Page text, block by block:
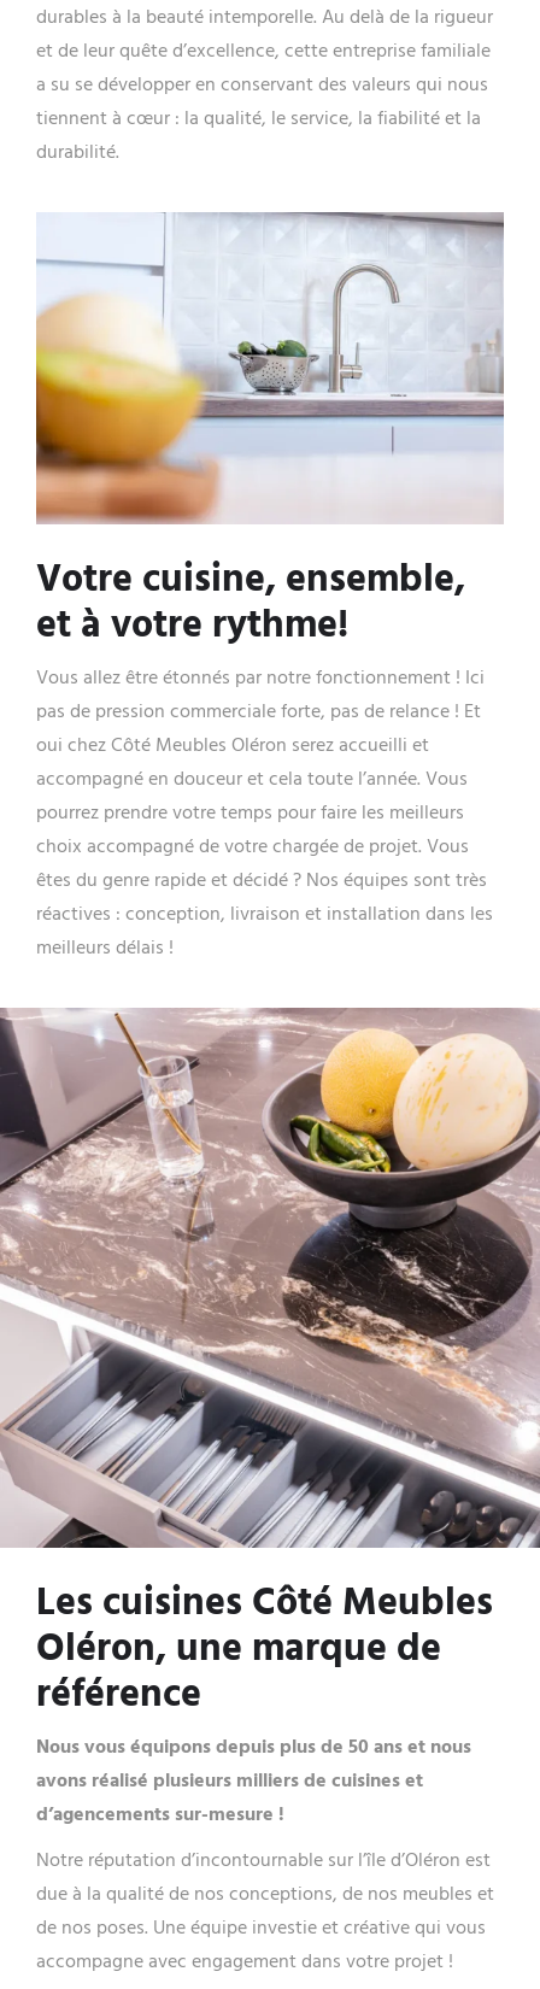
durables à la beauté intemporelle. Au delà de la rigueur
et de leur quête d’excellence, cette entreprise familiale
a su se développer en conservant des valeurs qui nous
tiennent à cœur : la qualité, le service, la fiabilité et la
durabilité.
Votre cuisine, ensemble,
et à votre rythme!
Vous allez être étonnés par notre fonctionnement ! Ici
pas de pression commerciale forte, pas de relance ! Et
oui chez Côté Meubles Oléron serez accueilli et
accompagné en douceur et cela toute l’année. Vous
pourrez prendre votre temps pour faire les meilleurs
choix accompagné de votre chargée de projet. Vous
êtes du genre rapide et décidé ? Nos équipes sont très
réactives : conception, livraison et installation dans les
meilleurs délais !
Les cuisines Côté Meubles
Oléron, une marque de
référence
Nous vous équipons depuis plus de 50 ans et nous
avons réalisé plusieurs milliers de cuisines et
d’agencements sur-mesure !
Notre réputation d’incontournable sur l’île d’Oléron est
due à la qualité de nos conceptions, de nos meubles et
de nos poses. Une équipe investie et créative qui vous
accompagne avec engagement dans votre projet !